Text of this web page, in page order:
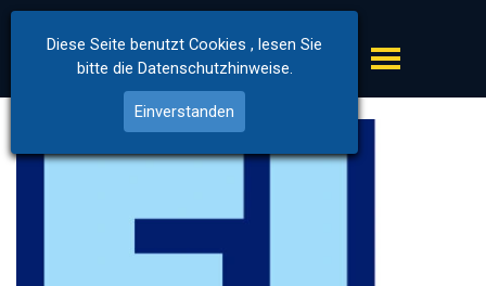
JAKOB-ULM
Diese Seite benutzt Cookies , lesen Sie
bitte die Datenschutzhinweise.
Einverstanden